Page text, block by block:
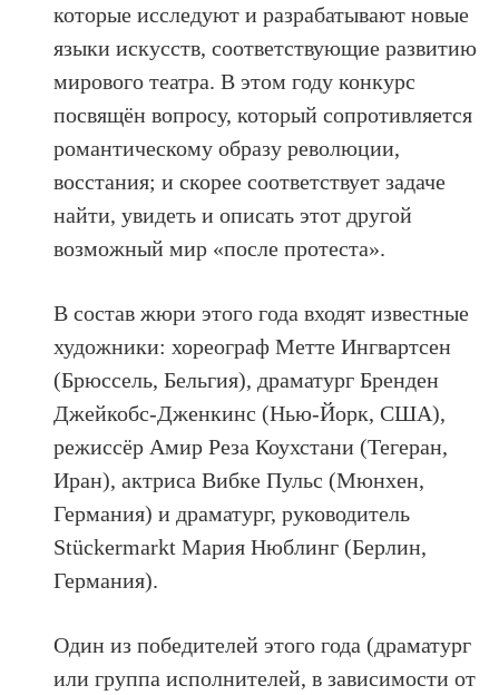
которые исследуют и разрабатывают новые
языки искусств, соответствующие развитию
мирового театра. В этом году конкурс
посвящён вопросу, который сопротивляется
романтическому образу революции,
восстания; и скорее соответствует задаче
найти, увидеть и описать этот другой
возможный мир «после протеста».
В состав жюри этого года входят известные
художники: хореограф Метте Ингвартсен
(Брюссель, Бельгия), драматург Бренден
Джейкобс-Дженкинс (Нью-Йорк, США),
режиссёр Амир Реза Коухстани (Тегеран,
Иран), актриса Вибке Пульс (Мюнхен,
Германия) и драматург, руководитель
Stückermarkt Мария Нюблинг (Берлин,
Германия).
Один из победителей этого года (драматург
или группа исполнителей, в зависимости от